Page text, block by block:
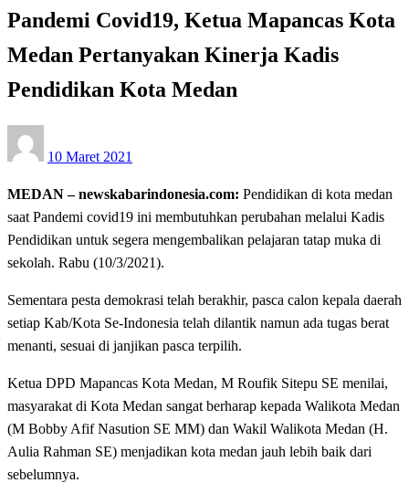
Pandemi Covid19, Ketua Mapancas Kota
Medan Pertanyakan Kinerja Kadis
Pendidikan Kota Medan
on
10 Maret 2021
MEDAN – newskabarindonesia.com: Pendidikan di kota medan
saat Pandemi covid19 ini membutuhkan perubahan melalui Kadis
Pendidikan untuk segera mengembalikan pelajaran tatap muka di
sekolah. Rabu (10/3/2021).
Sementara pesta demokrasi telah berakhir, pasca calon kepala daerah
setiap Kab/Kota Se-Indonesia telah dilantik namun ada tugas berat
menanti, sesuai di janjikan pasca terpilih.
Ketua DPD Mapancas Kota Medan, M Roufik Sitepu SE menilai,
masyarakat di Kota Medan sangat berharap kepada Walikota Medan
(M Bobby Afif Nasution SE MM) dan Wakil Walikota Medan (H.
Aulia Rahman SE) menjadikan kota medan jauh lebih baik dari
sebelumnya.